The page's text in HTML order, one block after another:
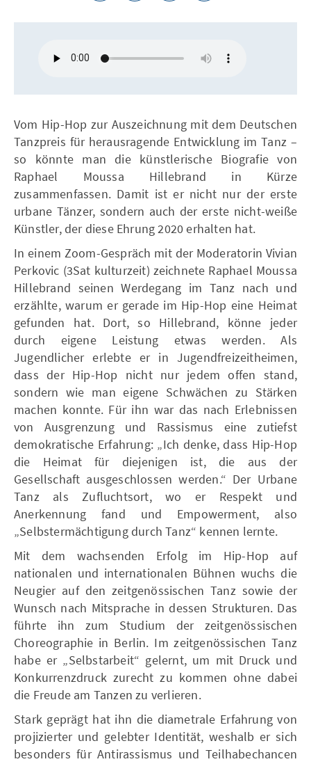
Vom Hip-Hop zur Auszeichnung mit dem Deutschen
Tanzpreis für herausragende Entwicklung im Tanz –
so könnte man die künstlerische Biografie von
Raphael Moussa Hillebrand in Kürze
zusammenfassen. Damit ist er nicht nur der erste
urbane Tänzer, sondern auch der erste nicht-weiße
Künstler, der diese Ehrung 2020 erhalten hat.
In einem Zoom-Gespräch mit der Moderatorin Vivian
Perkovic (3Sat kulturzeit) zeichnete Raphael Moussa
Hillebrand seinen Werdegang im Tanz nach und
erzählte, warum er gerade im Hip-Hop eine Heimat
gefunden hat. Dort, so Hillebrand, könne jeder
durch eigene Leistung etwas werden. Als
Jugendlicher erlebte er in Jugendfreizeitheimen,
dass der Hip-Hop nicht nur jedem offen stand,
sondern wie man eigene Schwächen zu Stärken
machen konnte. Für ihn war das nach Erlebnissen
von Ausgrenzung und Rassismus eine zutiefst
demokratische Erfahrung: „Ich denke, dass Hip-Hop
die Heimat für diejenigen ist, die aus der
Gesellschaft ausgeschlossen werden.“ Der Urbane
Tanz als Zufluchtsort, wo er Respekt und
Anerkennung fand und Empowerment, also
„Selbstermächtigung durch Tanz“ kennen lernte.
Mit dem wachsenden Erfolg im Hip-Hop auf
nationalen und internationalen Bühnen wuchs die
Neugier auf den zeitgenössischen Tanz sowie der
Wunsch nach Mitsprache in dessen Strukturen. Das
führte ihn zum Studium der zeitgenössischen
Choreographie in Berlin. Im zeitgenössischen Tanz
habe er „Selbstarbeit“ gelernt, um mit Druck und
Konkurrenzdruck zurecht zu kommen ohne dabei
die Freude am Tanzen zu verlieren.
Stark geprägt hat ihn die diametrale Erfahrung von
projizierter und gelebter Identität, weshalb er sich
besonders für Antirassismus und Teilhabechancen